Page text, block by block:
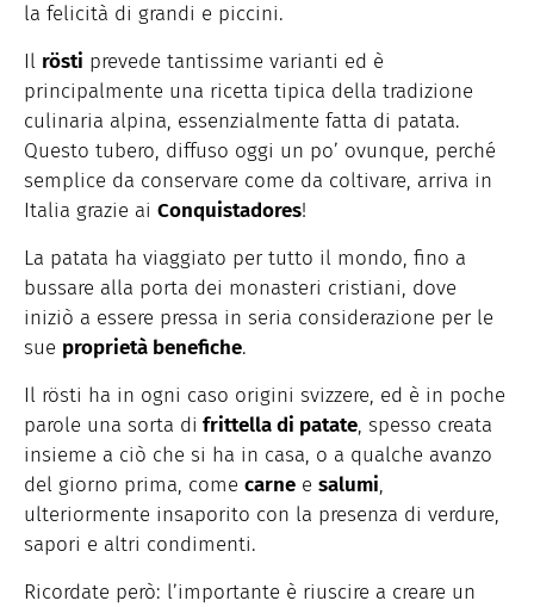
la felicità di grandi e piccini.
Il rösti prevede tantissime varianti ed è
principalmente una ricetta tipica della tradizione
culinaria alpina, essenzialmente fatta di patata.
Questo tubero, diffuso oggi un po’ ovunque, perché
semplice da conservare come da coltivare, arriva in
Italia grazie ai Conquistadores!
La patata ha viaggiato per tutto il mondo, fino a
bussare alla porta dei monasteri cristiani, dove
iniziò a essere pressa in seria considerazione per le
sue proprietà benefiche.
Il rösti ha in ogni caso origini svizzere, ed è in poche
parole una sorta di frittella di patate, spesso creata
insieme a ciò che si ha in casa, o a qualche avanzo
del giorno prima, come carne e salumi,
ulteriormente insaporito con la presenza di verdure,
sapori e altri condimenti.
Ricordate però: l’importante è riuscire a creare un